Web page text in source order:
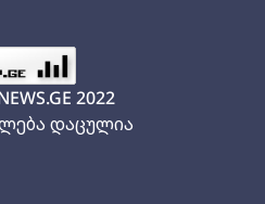
2022
დაცულია